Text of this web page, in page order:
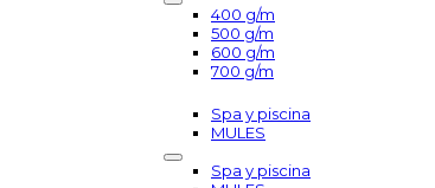
400 g/m
500 g/m
600 g/m
700 g/m
Spa y piscina
MULES
Spa y piscina